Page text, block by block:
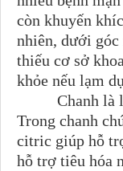
còn khuyến
nhiên, dưới góc
thiếu cơ sở
khỏe nếu lạm
Chanh là
Trong chanh
citric giúp hỗ
hỗ trợ tiêu hóa